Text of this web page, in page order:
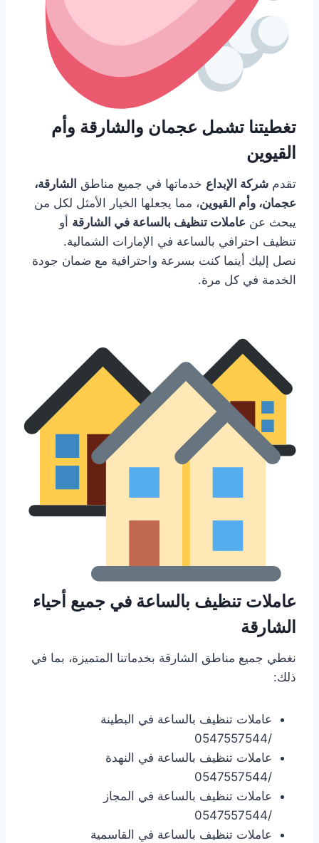
تغطيتنا تشمل عجمان والشارقة وأم
القيوين
تقدم شركة الإبداع خدماتها في جميع مناطق الشارقة،
عجمان، وأم القيوين، مما يجعلها الخيار الأمثل لكل من
يبحث عن عاملات تنظيف بالساعة في الشارقة أو
تنظيف احترافي بالساعة في الإمارات الشمالية.
نصل إليك أينما كنت بسرعة واحترافية مع ضمان جودة
الخدمة في كل مرة.
عاملات تنظيف بالساعة في جميع أحياء
الشارقة
نغطي جميع مناطق الشارقة بخدماتنا المتميزة، بما في
ذلك:
عاملات تنظيف بالساعة في البطينة
/0547557544
عاملات تنظيف بالساعة في النهدة
/0547557544
عاملات تنظيف بالساعة في المجاز
/0547557544
عاملات تنظيف بالساعة في القاسمية